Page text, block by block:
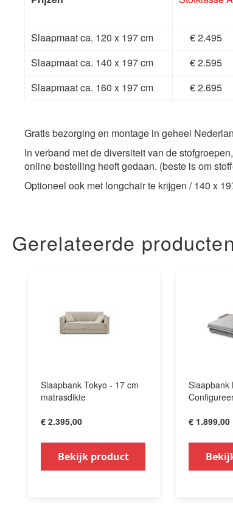
Slaapmaat ca. 120 x 197 cm € 2.495
Slaapmaat ca. 140 x 197 cm
€ 2.595
Slaapmaat ca. 160 x 197 cm
€ 2.695
Gratis bezorging en montage in geheel
In verband met de diversiteit van de
online bestelling heeft gedaan. (beste is om
Optioneel ook met longchair te krijgen / 140 x
Gerelateerde producten
Slaapbank Tokyo - 17 cm
matrasdikte
€ 2.395,00
Bekijk product
Slaapbank
€ 1.899,00